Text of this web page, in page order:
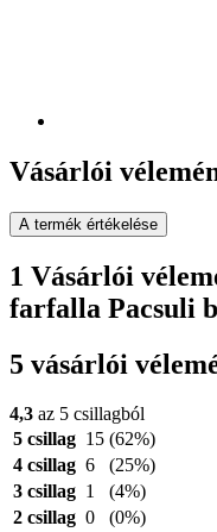
Vásárlói
A termék értékelése
1 Vásárlói
farfalla Pacsuli
5 vásárlói
4,3 az 5 csillagból
5 csillag 15 (62%)
4 csillag 6
(25%)
3 csillag 1
(4%)
2 csillag 0
(0%)